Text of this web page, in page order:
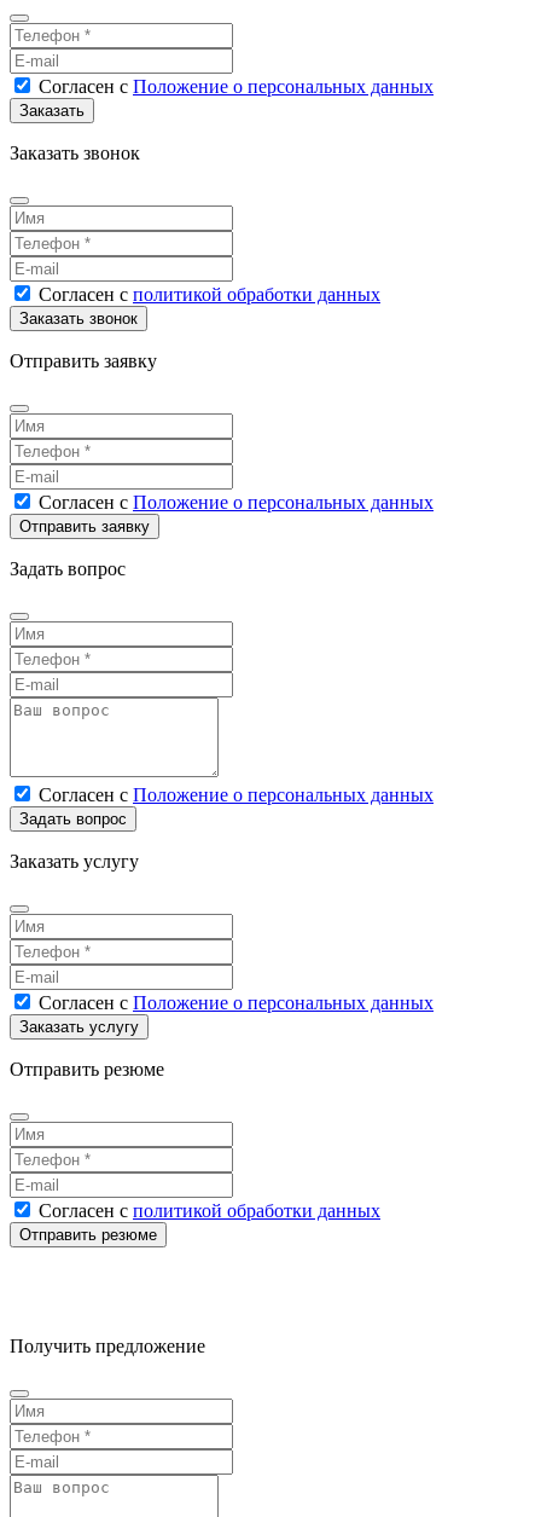
Согласен с Положение о персональных данных
Заказать звонок
Согласен с политикой обработки данных
Отправить заявку
Согласен с Положение о персональных данных
Задать вопрос
Согласен с Положение о персональных данных
Заказать услугу
Согласен с Положение о персональных данных
Отправить резюме
Согласен с политикой обработки данных
Получить предложение